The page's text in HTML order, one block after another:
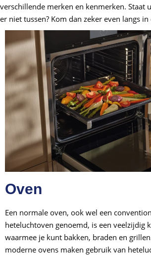
verschillende merken en kenmerken. Staat
er niet tussen? Kom dan zeker even langs
Oven
Een normale oven, ook wel een
heteluchtoven genoemd, is een veelzijdig
waarmee je kunt bakken, braden en
moderne ovens maken gebruik van